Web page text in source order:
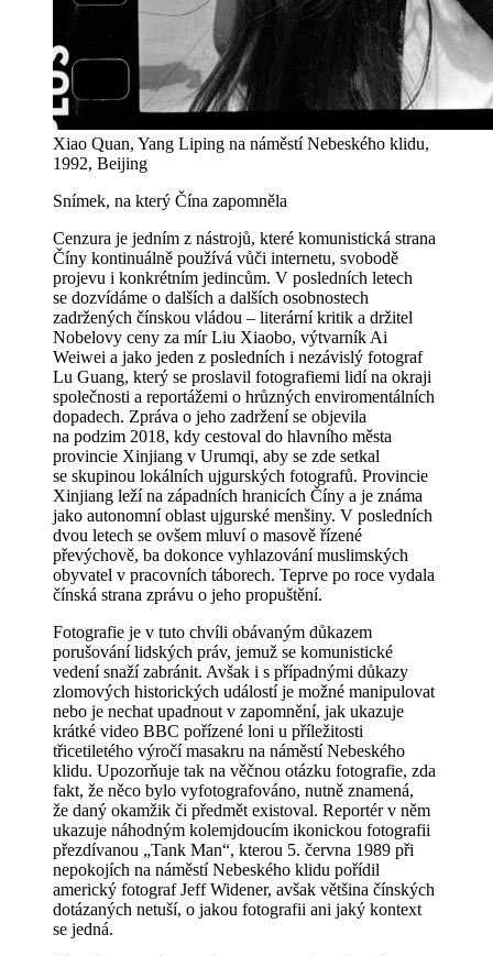
Xiao Quan, Yang Liping na náměstí Nebeského klidu,
1992, Beijing
Snímek, na který Čína zapomněla
Cenzura je jedním z nástrojů, které komunistická strana
Číny kontinuálně používá vůči internetu, svobodě
projevu i konkrétním jedincům. V posledních letech
se dozvídáme o dalších a dalších osobnostech
zadržených čínskou vládou – literární kritik a držitel
Nobelovy ceny za mír Liu Xiaobo, výtvarník Ai
Weiwei a jako jeden z posledních i nezávislý fotograf
Lu Guang, který se proslavil fotografiemi lidí na okraji
společnosti a reportážemi o hrůzných enviromentálních
dopadech. Zpráva o jeho zadržení se objevila
na podzim 2018, kdy cestoval do hlavního města
provincie Xinjiang v Urumqi, aby se zde setkal
se skupinou lokálních ujgurských fotografů. Provincie
Xinjiang leží na západních hranicích Číny a je známa
jako autonomní oblast ujgurské menšiny. V posledních
dvou letech se ovšem mluví o masově řízené
převýchově, ba dokonce vyhlazování muslimských
obyvatel v pracovních táborech. Teprve po roce vydala
čínská strana zprávu o jeho propuštění.
Fotografie je v tuto chvíli obávaným důkazem
porušování lidských práv, jemuž se komunistické
vedení snaží zabránit. Avšak i s případnými důkazy
zlomových historických událostí je možné manipulovat
nebo je nechat upadnout v zapomnění, jak ukazuje
krátké video BBC pořízené loni u příležitosti
třicetiletého výročí masakru na náměstí Nebeského
klidu. Upozorňuje tak na věčnou otázku fotografie, zda
fakt, že něco bylo vyfotografováno, nutně znamená,
že daný okamžik či předmět existoval. Reportér v něm
ukazuje náhodným kolemjdoucím ikonickou fotografii
přezdívanou „Tank Man“, kterou 5. června 1989 při
nepokojích na náměstí Nebeského klidu pořídil
americký fotograf Jeff Widener, avšak většina čínských
dotázaných netuší, o jakou fotografii ani jaký kontext
se jedná.